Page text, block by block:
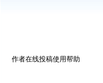
作者在线投稿使用帮助